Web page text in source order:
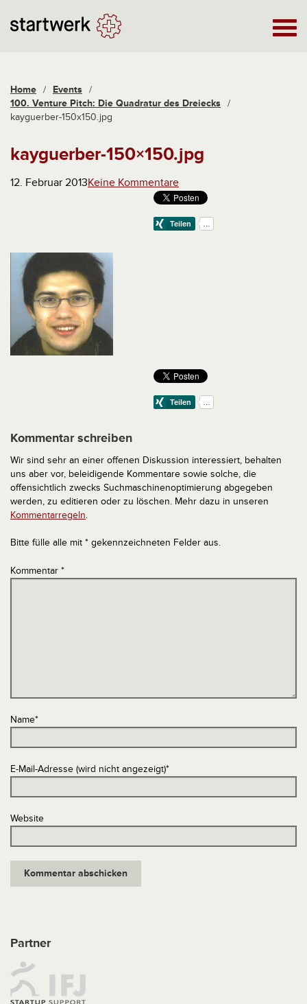
Home / Events /
100. Venture Pitch: Die Quadratur des Dreiecks /
kayguerber-150x150.jpg
kayguerber-150×150.jpg
12. Februar 2013Keine Kommentare
Kommentar schreiben
Wir sind sehr an einer offenen Diskussion interessiert, behalten
uns aber vor, beleidigende Kommentare sowie solche, die
offensichtlich zwecks Suchmaschinenoptimierung abgegeben
werden, zu editieren oder zu löschen. Mehr dazu in unseren
Kommentarregeln.
Bitte fülle alle mit * gekennzeichneten Felder aus.
Kommentar *
Name*
E-Mail-Adresse (wird nicht angezeigt)*
Website
Partner